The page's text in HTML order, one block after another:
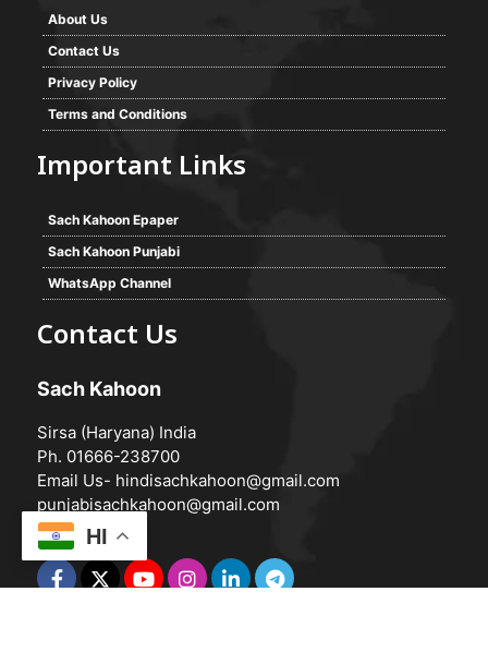
About Us
Contact Us
Privacy Policy
Terms and Conditions
Important Links
Sach Kahoon Epaper
Sach Kahoon Punjabi
WhatsApp Channel
Contact Us
Sach Kahoon
Sirsa (Haryana) India
Ph. 01666-238700
Email Us- hindisachkahoon@gmail.com
punjabisachkahoon@gmail.com
HI